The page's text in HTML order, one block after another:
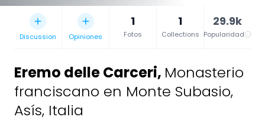
Discussion Opiniones
1
Fotos
1
Collections
29.9k
Popularidad
Eremo delle Carceri, Monasterio
franciscano en Monte Subasio,
Asís, Italia